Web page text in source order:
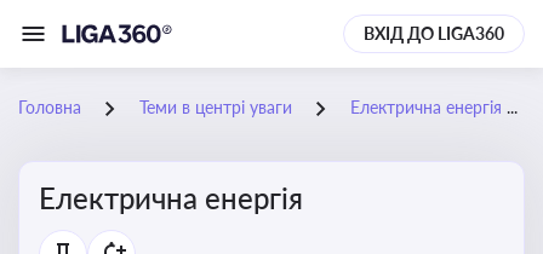
ВХІД ДО LIGA360
Головна Теми в центрі уваги Електрична енергія
Електрична енергія